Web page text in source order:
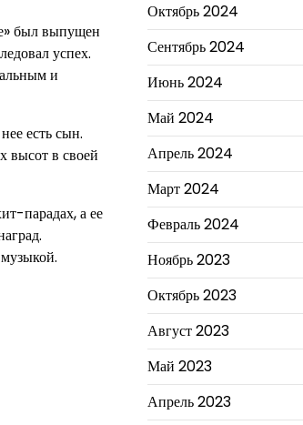
был выпущен
успех.
и
есть сын.
высот в своей
парадах, а ее
Октябрь 2024
Сентябрь 2024
Июнь 2024
Май 2024
Апрель 2024
Март 2024
Февраль 2024
Ноябрь 2023
Октябрь 2023
Август 2023
Май 2023
Апрель 2023